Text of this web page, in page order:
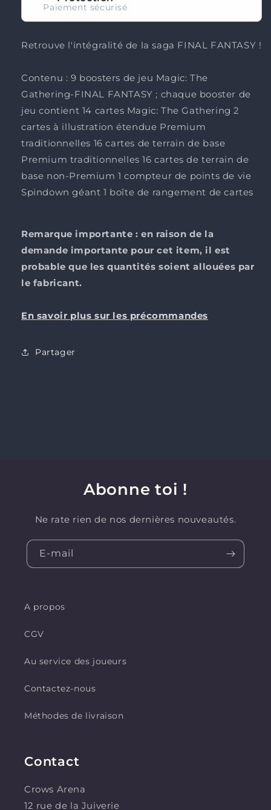
Paiement sécurisé
Retrouve l'intégralité de la saga FINAL FANTASY !
Contenu : 9 boosters de jeu Magic: The
Gathering-FINAL FANTASY ; chaque booster de
jeu contient 14 cartes Magic: The Gathering 2
cartes à illustration étendue Premium
traditionnelles 16 cartes de terrain de base
Premium traditionnelles 16 cartes de terrain de
base non-Premium 1 compteur de points de vie
Spindown géant 1 boîte de rangement de cartes
Remarque importante : en raison de la
demande importante pour cet item, il est
probable que les quantités soient allouées par
le fabricant.
En savoir plus sur les précommandes
Partager
Abonne toi !
Ne rate rien de nos dernières nouveautés.
E-mail
A propos
CGV
Au service des joueurs
Contactez-nous
Méthodes de livraison
Contact
Crows Arena
12 rue de la Juiverie